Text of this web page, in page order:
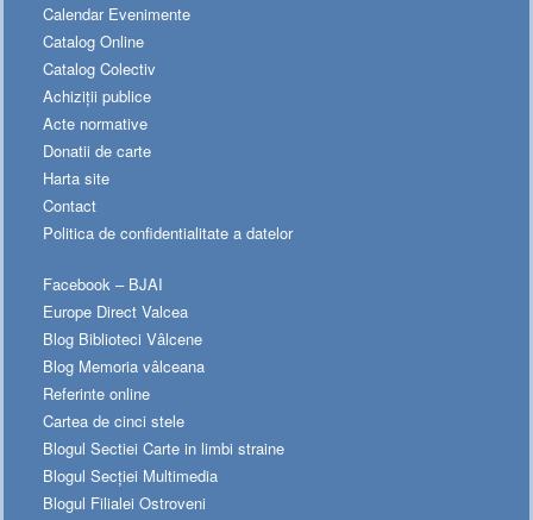
Calendar Evenimente
Catalog Online
Catalog Colectiv
Achiziții publice
Acte normative
Donatii de carte
Harta site
Contact
Politica de confidentialitate a datelor
Facebook – BJAI
Europe Direct Valcea
Blog Biblioteci Vâlcene
Blog Memoria vâlceana
Referinte online
Cartea de cinci stele
Blogul Sectiei Carte in limbi straine
Blogul Secției Multimedia
Blogul Filialei Ostroveni